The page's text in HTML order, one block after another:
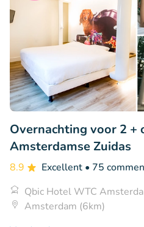
Overnachting voor 2 +
Amsterdamse Zuidas
8.9 Excellent • 75
Qbic Hotel WTC
Amsterdam (6km)